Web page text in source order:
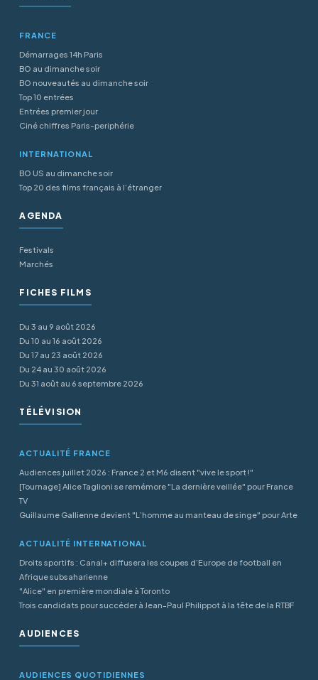
FRANCE
Démarrages 14h Paris
BO au dimanche soir
BO nouveautés au dimanche soir
Top 10 entrées
Entrées premier jour
Ciné chiffres Paris-periphérie
INTERNATIONAL
BO US au dimanche soir
Top 20 des films français à l’étranger
AGENDA
Festivals
Marchés
FICHES FILMS
Du 3 au 9 août 2026
Du 10 au 16 août 2026
Du 17 au 23 août 2026
Du 24 au 30 août 2026
Du 31 août au 6 septembre 2026
TÉLÉVISION
ACTUALITÉ FRANCE
Audiences juillet 2026 : France 2 et M6 disent "vive le sport !"
[Tournage] Alice Taglioni se remémore "La dernière veillée" pour France
TV
Guillaume Gallienne devient "L’homme au manteau de singe" pour Arte
ACTUALITÉ INTERNATIONAL
Droits sportifs : Canal+ diffusera les coupes d’Europe de football en
Afrique subsaharienne
"Alice" en première mondiale à Toronto
Trois candidats pour succéder à Jean-Paul Philippot à la tête de la RTBF
AUDIENCES
AUDIENCES QUOTIDIENNES